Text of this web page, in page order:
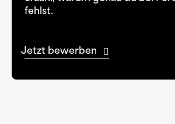
fehlst.
Jetzt bewerben